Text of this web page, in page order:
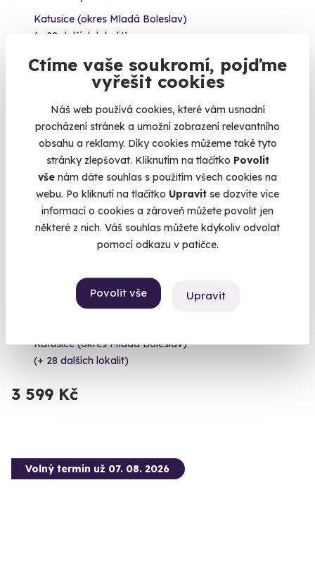
Ctíme vaše soukromí, pojďme
vyřešit cookies
Náš web používá cookies, které vám usnadní
procházení stránek a umožní zobrazení relevantního
obsahu a reklamy. Díky cookies můžeme také tyto
stránky zlepšovat. Kliknutím na tlačítko Povolit
vše nám dáte souhlas s použitím všech cookies na
webu. Po kliknutí na tlačítko Upravit se dozvíte více
informací o cookies a zároveň můžete povolit jen
některé z nich. Váš souhlas můžete kdykoliv odvolat
pomocí odkazu v patičce.
Povolit vše Upravit
Katusice (okres Mladá Boleslav)
(+ 28 dalších lokalit)
3 599 Kč
Volný termín už 11. 08. 2026
Zážitková střelba: Nejsilnější zbraně - 7
Katusice (okres Mladá Boleslav)
(+ 28 dalších lokalit)
3 599 Kč
Volný termín už 07. 08. 2026